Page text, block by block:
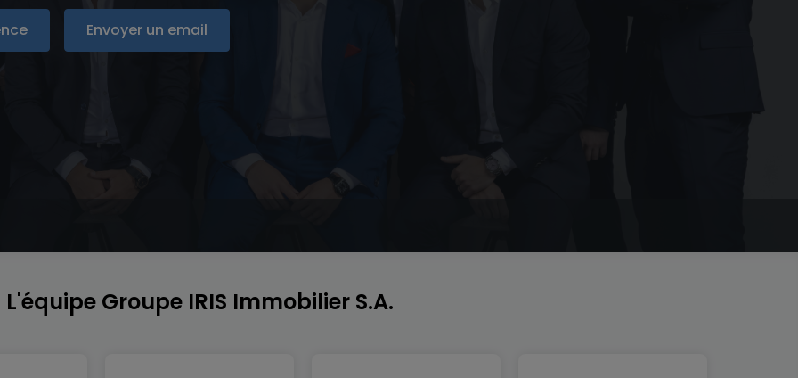
Envoyer un email
L'équipe Groupe IRIS Immobilier S.A.